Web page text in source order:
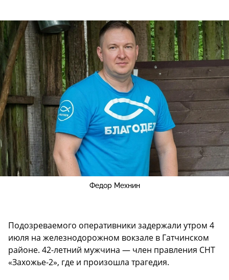
Федор Мехнин
Подозреваемого оперативники задержали утром 4
июля на железнодорожном вокзале в Гатчинском
районе. 42-летний мужчина — член правления СНТ
«Захожье-2», где и произошла трагедия.